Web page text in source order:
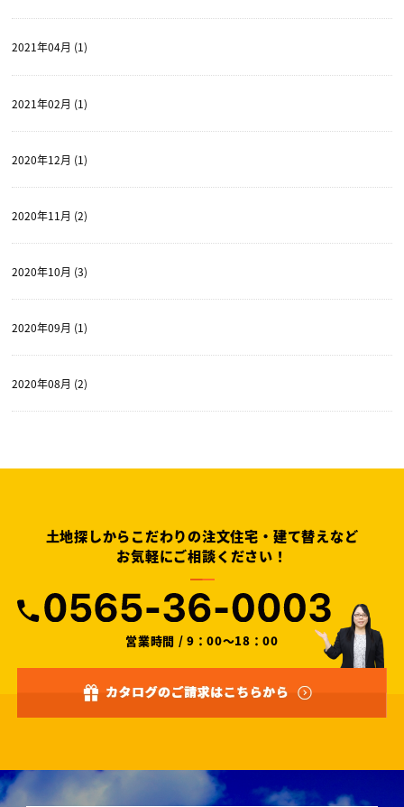
2021年04月 (1)
2021年02月 (1)
2020年12月 (1)
2020年11月 (2)
2020年10月 (3)
2020年09月 (1)
2020年08月 (2)
土地探しからこだわりの注文住宅・建て替えなど
お気軽にご相談ください！
営業時間 / 9：00～18：00